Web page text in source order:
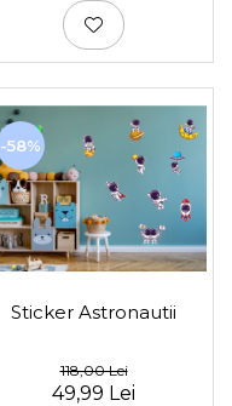
-58%
Sticker Astronautii
118,00 Lei
49,99 Lei